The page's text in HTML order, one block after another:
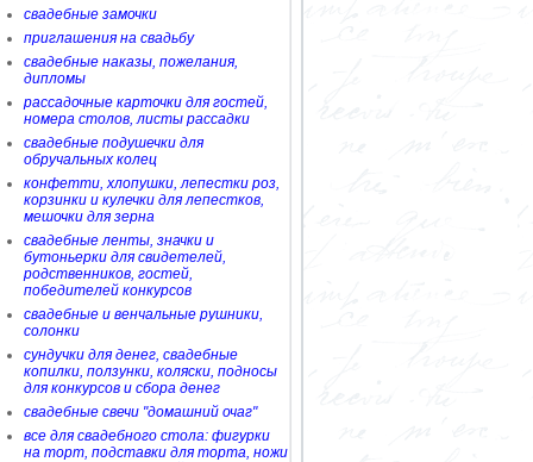
свадебные замочки
приглашения на свадьбу
свадебные наказы, пожелания,
дипломы
рассадочные карточки для гостей,
номера столов, листы рассадки
свадебные подушечки для
обручальных колец
конфетти, хлопушки, лепестки роз,
корзинки и кулечки для лепестков,
мешочки для зерна
свадебные ленты, значки и
бутоньерки для свидетелей,
родственников, гостей,
победителей конкурсов
свадебные и венчальные рушники,
солонки
сундучки для денег, свадебные
копилки, ползунки, коляски, подносы
для конкурсов и сбора денег
свадебные свечи "домашний очаг"
все для свадебного стола: фигурки
на торт, подставки для торта, ножи